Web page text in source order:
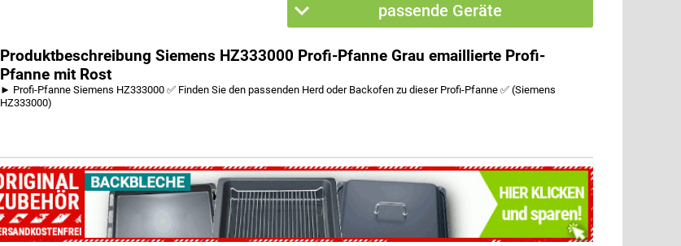
passende Geräte
Produktbeschreibung Siemens HZ333000 Profi-Pfanne Grau emaillierte Profi-
Pfanne mit Rost
► Profi-Pfanne Siemens HZ333000 ✅ Finden Sie den passenden Herd oder Backofen zu dieser Profi-Pfanne ✅ (Siemens
HZ333000)